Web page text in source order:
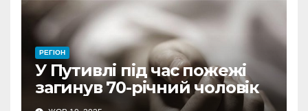
РЕГІОН
У Путивлі під час пожежі
загинув 70-річний чоловік